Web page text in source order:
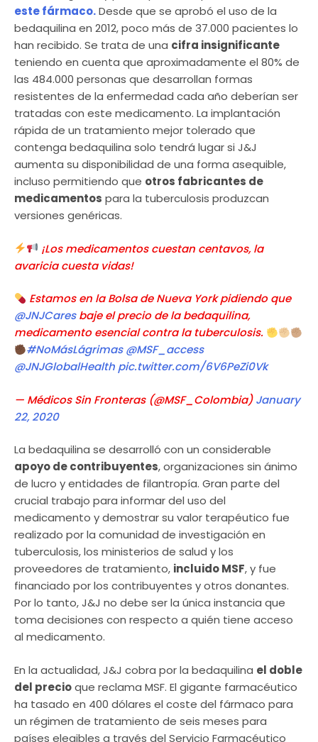
este fármaco.Desde que se aprobó el uso de la
bedaquilina en 2012, poco más de 37.000 pacientes lo
han recibido. Se trata de una cifra insignificante
teniendo en cuenta que aproximadamente el 80% de
las 484.000 personas que desarrollan formas
resistentes de la enfermedad cada año deberían ser
tratadas con este medicamento. La implantación
rápida de un tratamiento mejor tolerado que
contenga bedaquilina solo tendrá lugar si J&J
aumenta su disponibilidad de una forma asequible,
incluso permitiendo que otros fabricantes de
medicamentos para la tuberculosis produzcan
versiones genéricas.
¡Los medicamentos cuestan centavos, la
avaricia cuesta vidas!
Estamos en la Bolsa de Nueva York pidiendo que
@JNJCaresbaje el precio de la bedaquilina,
medicamento esencial contra la tuberculosis.
#NoMásLágrimas @MSF_access
@JNJGlobalHealth pic.twitter.com/6V6PeZi0Vk
— Médicos Sin Fronteras (@MSF_Colombia)January
22, 2020
La bedaquilina se desarrolló con un considerable
apoyo de contribuyentes, organizaciones sin ánimo
de lucro y entidades de filantropía. Gran parte del
crucial trabajo para informar del uso del
medicamento y demostrar su valor terapéutico fue
realizado por la comunidad de investigación en
tuberculosis, los ministerios de salud y los
proveedores de tratamiento, incluido MSF, y fue
financiado por los contribuyentes y otros donantes.
Por lo tanto, J&J no debe ser la única instancia que
toma decisiones con respecto a quién tiene acceso
al medicamento.
En la actualidad, J&J cobra por la bedaquilina el doble
del precioque reclama MSF. El gigante farmacéutico
ha tasado en 400 dólares el coste del fármaco para
un régimen de tratamiento de seis meses para
países elegibles a través del Servicio Farmacéutico